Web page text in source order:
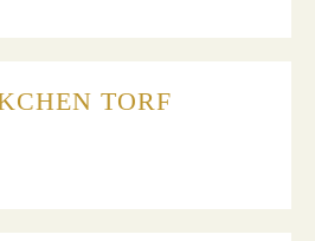
TORF